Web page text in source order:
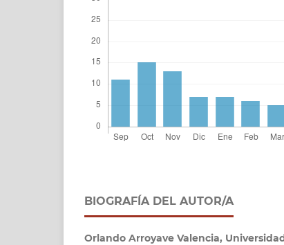
BIOGRAFÍA DEL AUTOR/A
Orlando Arroyave Valencia,